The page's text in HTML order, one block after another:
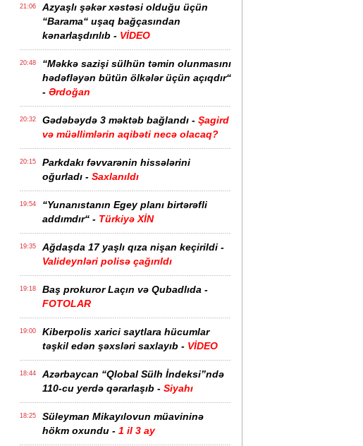
21:06
Azyaşlı şəkər xəstəsi olduğu üçün
“Barama“ uşaq bağçasından
kənarlaşdırılıb - VİDEO
20:48
“Məkkə sazişi sülhün təmin olunmasını
hədəfləyən bütün ölkələr üçün açıqdır“
- Ərdoğan
20:32 Gədəbəydə 3 məktəb bağlandı - Şagird
və müəllimlərin aqibəti necə olacaq?
20:15
Parkdakı fəvvarənin hissələrini
oğurladı - Saxlanıldı
19:54
“Yunanıstanın Egey planı birtərəfli
addımdır“ - Türkiyə XİN
19:35
Ağdaşda 17 yaşlı qıza nişan keçirildi -
Valideynləri polisə çağırıldı
19:18
Baş prokuror Laçın və Qubadlıda -
FOTOLAR
19:00
Kiberpolis xarici saytlara hücumlar
təşkil edən şəxsləri saxlayıb - VİDEO
18:44
Azərbaycan “Qlobal Sülh İndeksi”ndə
110-cu yerdə qərarlaşıb - Siyahı
18:25
Süleyman Mikayılovun müavininə
hökm oxundu - 1 il 3 ay